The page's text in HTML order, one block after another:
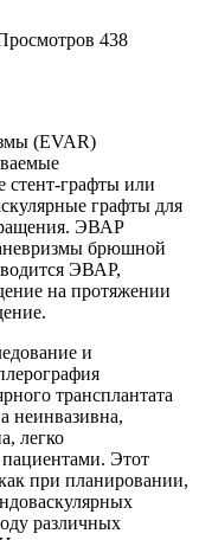
438
(EVAR)
стент-графты или
графты для
ЭВАР
брюшной
ЭВАР,
на протяжении
и
трансплантата
неинвазивна,
легко
Этот
при планировании,
различных